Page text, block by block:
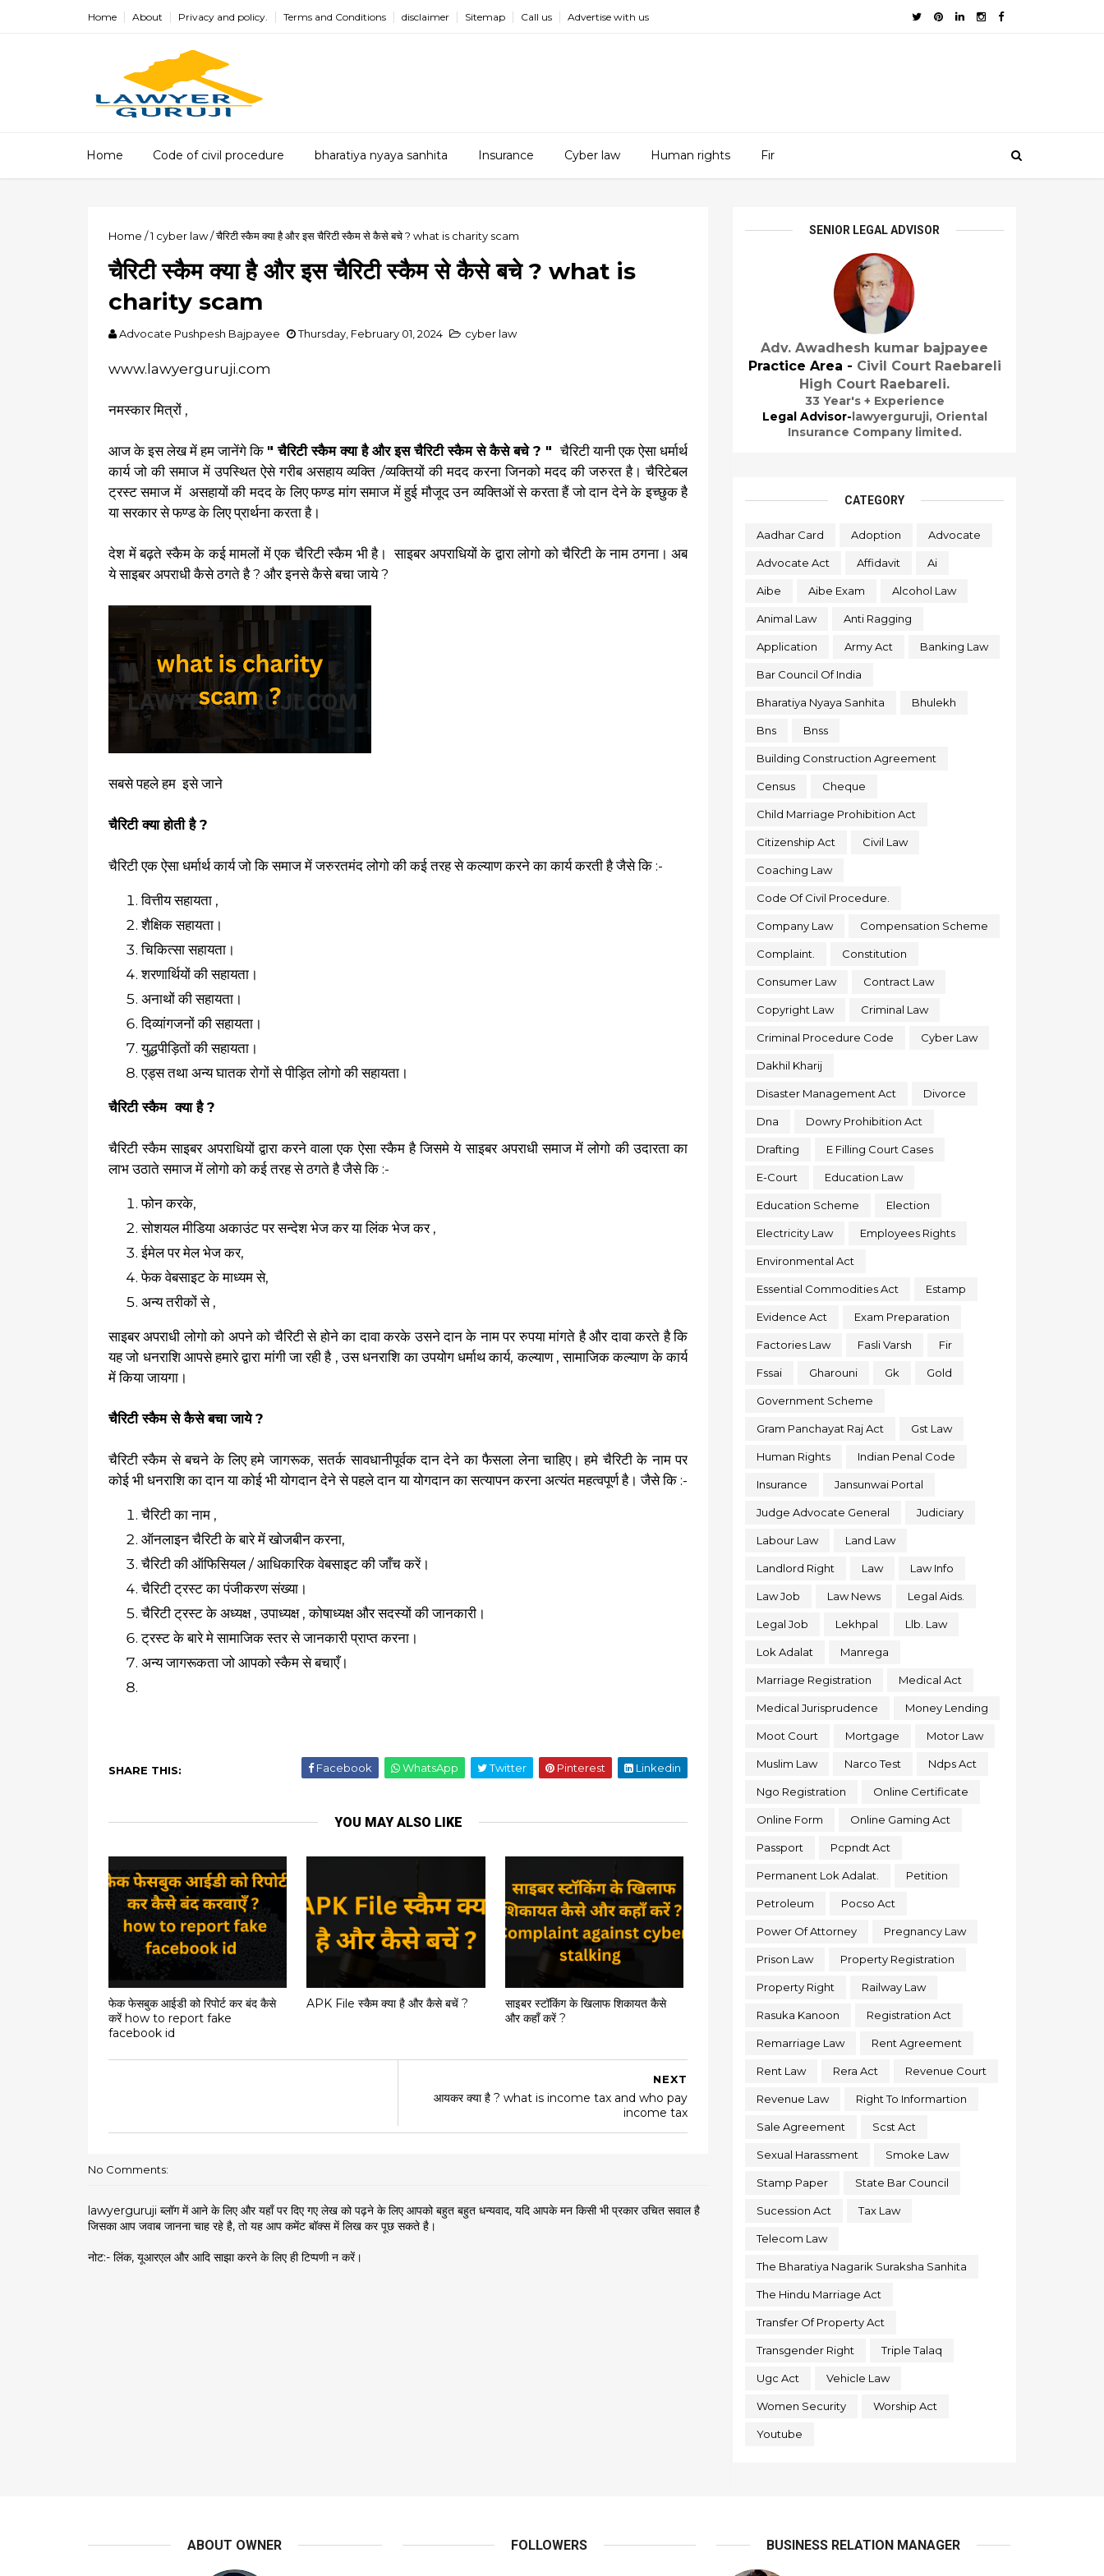
Home About Privacy and policy. Terms and Conditions disclaimer Sitemap Call us Advertise with us
Home Code of civil procedure bharatiya nyaya sanhita Insurance Cyber law Human rights Fir
Home /1 cyber law/चैरिटी स्कैम क्या है और इस चैरिटी स्कैम से कैसे बचे ? what is charity scam
चैरिटी स्कैम क्या है और इस चैरिटी स्कैम से कैसे बचे ? what is
charity scam
Advocate Pushpesh Bajpayee Thursday, February 01, 2024 cyber law
www.lawyerguruji.com
नमस्कार मित्रों ,
आज के इस लेख में हम जानेंगे कि " चैरिटी स्कैम क्या है और इस चैरिटी स्कैम से कैसे बचे ? "चैरिटी यानी एक ऐसा धर्मार्थ
कार्य जो की समाज में उपस्थित ऐसे गरीब असहाय व्यक्ति /व्यक्तियों की मदद करना जिनको मदद की जरुरत है। चैरिटेबल
ट्रस्ट समाज में असहायों की मदद के लिए फण्ड मांग समाज में हुई मौजूद उन व्यक्तिओं से करता हैं जो दान देने के इच्छुक है
या सरकार से फण्ड के लिए प्रार्थना करता है।
देश में बढ़ते स्कैम के कई मामलों में एक चैरिटी स्कैम भी है। साइबर अपराधियों के द्वारा लोगो को चैरिटी के नाम ठगना। अब
ये साइबर अपराधी कैसे ठगते है ? और इनसे कैसे बचा जाये ?
सबसे पहले हम इसे जाने
चैरिटी क्या होती है ?
चैरिटी एक ऐसा धर्मार्थ कार्य जो कि समाज में जरुरतमंद लोगो की कई तरह से कल्याण करने का कार्य करती है जैसे कि :-
वित्तीय सहायता ,
शैक्षिक सहायता।
चिकित्सा सहायता।
शरणार्थियों की सहायता।
अनाथों की सहायता।
दिव्यांगजनों की सहायता।
युद्धपीड़ितों की सहायता।
एड्स तथा अन्य घातक रोगों से पीड़ित लोगो की सहायता।
चैरिटी स्कैम क्या है ?
चैरिटी स्कैम साइबर अपराधियों द्वारा करने वाला एक ऐसा स्कैम है जिसमे ये साइबर अपराधी समाज में लोगो की उदारता का
लाभ उठाते समाज में लोगो को कई तरह से ठगते है जैसे कि :-
फोन करके,
सोशयल मीडिया अकाउंट पर सन्देश भेज कर या लिंक भेज कर ,
ईमेल पर मेल भेज कर,
फेक वेबसाइट के माध्यम से,
अन्य तरीकों से ,
साइबर अपराधी लोगो को अपने को चैरिटी से होने का दावा करके उसने दान के नाम पर रुपया मांगते है और दावा करते है कि
यह जो धनराशि आपसे हमारे द्वारा मांगी जा रही है , उस धनराशि का उपयोग धर्माथ कार्य, कल्याण , सामाजिक कल्याण के कार्य
में किया जायगा।
चैरिटी स्कैम से कैसे बचा जाये ?
चैरिटी स्कैम से बचने के लिए हमे जागरूक, सतर्क सावधानीपूर्वक दान देने का फैसला लेना चाहिए। हमे चैरिटी के नाम पर
कोई भी धनराशि का दान या कोई भी योगदान देने से पहले दान या योगदान का सत्यापन करना अत्यंत महत्वपूर्ण है। जैसे कि :-
चैरिटी का नाम ,
ऑनलाइन चैरिटी के बारे में खोजबीन करना,
चैरिटी की ऑफिसियल / आधिकारिक वेबसाइट की जाँच करें।
चैरिटी ट्रस्ट का पंजीकरण संख्या।
चैरिटी ट्रस्ट के अध्यक्ष , उपाध्यक्ष , कोषाध्यक्ष और सदस्यों की जानकारी।
ट्रस्ट के बारे मे सामाजिक स्तर से जानकारी प्राप्त करना।
अन्य जागरूकता जो आपको स्कैम से बचाएँ।
SHARE THIS: Facebook WhatsApp Twitter Pinterest Linkedin
YOU MAY ALSO LIKE
फेक फेसबुक आईडी को रिपोर्ट कर बंद कैसे
करें how to report fake
facebook id
APK File स्कैम क्या है और कैसे बचें ?
साइबर स्टॉकिंग के खिलाफ शिकायत कैसे
और कहाँ करें ?
NEXT
आयकर क्या है ? what is income tax and who pay
income tax
No Comments:
lawyerguruji ब्लॉग में आने के लिए और यहाँ पर दिए गए लेख को पढ़ने के लिए आपको बहुत बहुत धन्यवाद, यदि आपके मन किसी भी प्रकार उचित सवाल है
जिसका आप जवाब जानना चाह रहे है, तो यह आप कमेंट बॉक्स में लिख कर पूछ सकते है।
नोट:- लिंक, यूआरएल और आदि साझा करने के लिए ही टिप्पणी न करें।
SENIOR LEGAL ADVISOR
Adv. Awadhesh kumar bajpayee
Practice Area - Civil Court Raebareli
High Court Raebareli.
33 Year's + Experience
Legal Advisor-lawyerguruji, Oriental
Insurance Company limited.
CATEGORY
Aadhar Card Adoption Advocate
Advocate Act Affidavit Ai
Aibe Aibe Exam Alcohol Law
Animal Law Anti Ragging
Application Army Act Banking Law
Bar Council Of India
Bharatiya Nyaya Sanhita Bhulekh
Bns Bnss
Building Construction Agreement
Census Cheque
Child Marriage Prohibition Act
Citizenship Act Civil Law
Coaching Law
Code Of Civil Procedure.
Company Law Compensation Scheme
Complaint. Constitution
Consumer Law Contract Law
Copyright Law Criminal Law
Criminal Procedure Code Cyber Law
Dakhil Kharij
Disaster Management Act Divorce
Dna Dowry Prohibition Act
Drafting E Filling Court Cases
E-Court Education Law
Education Scheme Election
Electricity Law Employees Rights
Environmental Act
Essential Commodities Act Estamp
Evidence Act Exam Preparation
Factories Law Fasli Varsh Fir
Fssai Gharouni Gk Gold
Government Scheme
Gram Panchayat Raj Act Gst Law
Human Rights Indian Penal Code
Insurance Jansunwai Portal
Judge Advocate General Judiciary
Labour Law Land Law
Landlord Right Law Law Info
Law Job Law News Legal Aids.
Legal Job Lekhpal Llb. Law
Lok Adalat Manrega
Marriage Registration Medical Act
Medical Jurisprudence Money Lending
Moot Court Mortgage Motor Law
Muslim Law Narco Test Ndps Act
Ngo Registration Online Certificate
Online Form Online Gaming Act
Passport Pcpndt Act
Permanent Lok Adalat. Petition
Petroleum Pocso Act
Power Of Attorney Pregnancy Law
Prison Law Property Registration
Property Right Railway Law
Rasuka Kanoon Registration Act
Remarriage Law Rent Agreement
Rent Law Rera Act Revenue Court
Revenue Law Right To Informartion
Sale Agreement Scst Act
Sexual Harassment Smoke Law
Stamp Paper State Bar Council
Sucession Act Tax Law
Telecom Law
The Bharatiya Nagarik Suraksha Sanhita
The Hindu Marriage Act
Transfer Of Property Act
Transgender Right Triple Talaq
Ugc Act Vehicle Law
Women Security Worship Act
Youtube
ABOUT OWNER FOLLOWERS BUSINESS RELATION MANAGER